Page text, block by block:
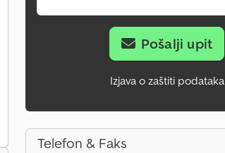
Pošalji upit
Izjava o zaštiti podataka
Telefon & Faks